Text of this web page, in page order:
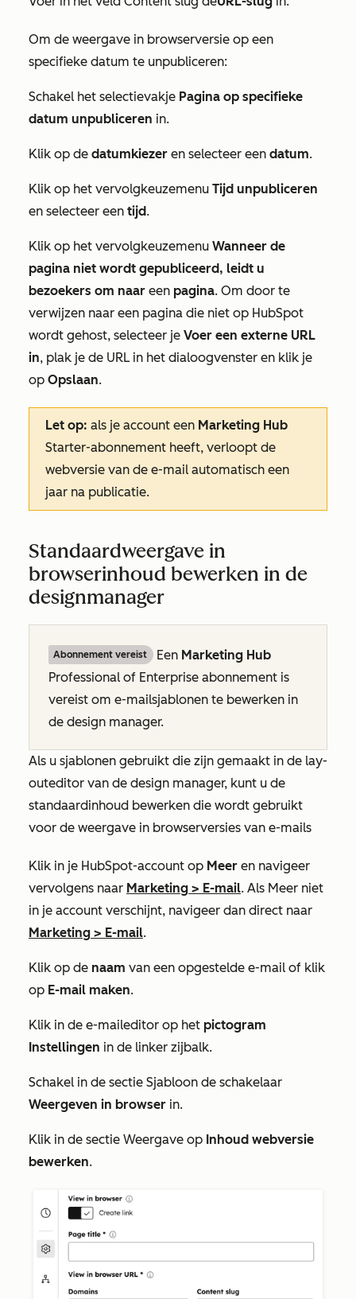
Om de weergave in browserversie op een
specifieke datum te unpubliceren:
Schakel het selectievakje Pagina op specifieke
datum unpubliceren in.
Klik op de datumkiezer en selecteer een datum.
Klik op het vervolgkeuzemenu Tijd unpubliceren
en selecteer een tijd.
Klik op het vervolgkeuzemenu Wanneer de
pagina niet wordt gepubliceerd, leidt u
bezoekers om naar een pagina. Om door te
verwijzen naar een pagina die niet op HubSpot
wordt gehost, selecteer je Voer een externe URL
in, plak je de URL in het dialoogvenster en klik je
op Opslaan.
Let op: als je account een Marketing Hub
Starter-abonnement heeft, verloopt de
webversie van de e-mail automatisch een
jaar na publicatie.
Standaardweergave in
browserinhoud bewerken in de
designmanager
Abonnement vereist Een Marketing Hub
Professional of Enterprise abonnement is
vereist om e-mailsjablonen te bewerken in
de design manager.
Als u sjablonen gebruikt die zijn gemaakt in de lay-
outeditor van de design manager, kunt u de
standaardinhoud bewerken die wordt gebruikt
voor de weergave in browserversies van e-mails
Klik in je HubSpot-account op Meer en navigeer
vervolgens naar Marketing > E-mail. Als Meer niet
in je account verschijnt, navigeer dan direct naar
Marketing > E-mail.
Klik op de naam van een opgestelde e-mail of klik
op E-mail maken.
Klik in de e-maileditor op het pictogram
Instellingen in de linker zijbalk.
Schakel in de sectie Sjabloon de schakelaar
Weergeven in browser in.
Klik in de sectie Weergave op Inhoud webversie
bewerken.